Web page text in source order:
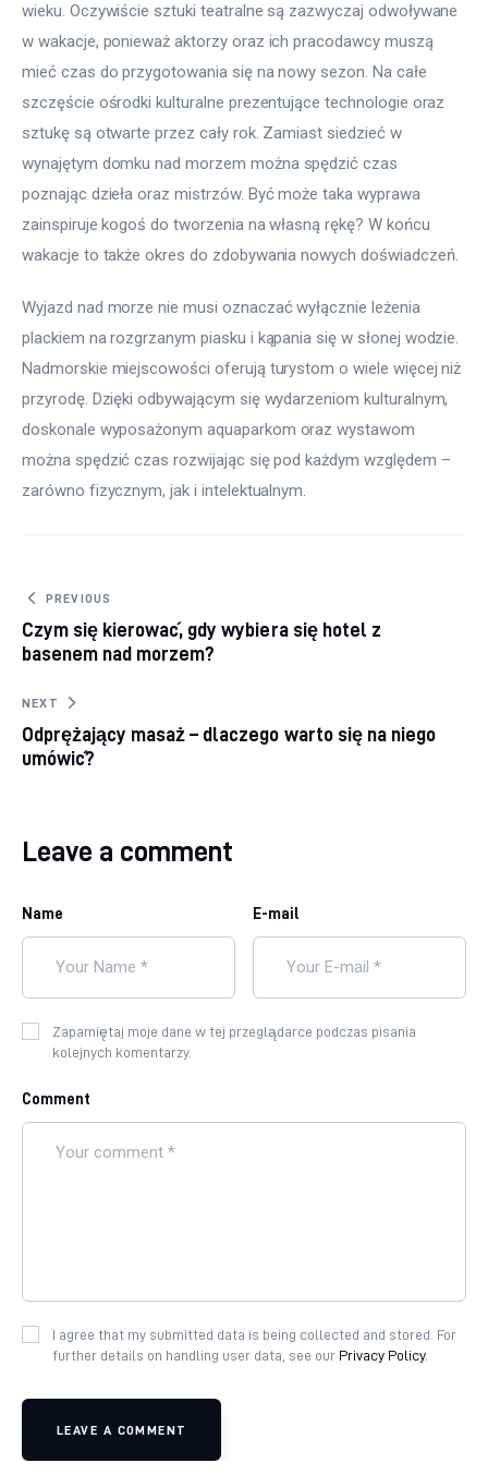
wieku. Oczywiście sztuki teatralne są zazwyczaj odwoływane
w wakacje, ponieważ aktorzy oraz ich pracodawcy muszą
mieć czas do przygotowania się na nowy sezon. Na całe
szczęście ośrodki kulturalne prezentujące technologie oraz
sztukę są otwarte przez cały rok. Zamiast siedzieć w
wynajętym domku nad morzem można spędzić czas
poznając dzieła oraz mistrzów. Być może taka wyprawa
zainspiruje kogoś do tworzenia na własną rękę? W końcu
wakacje to także okres do zdobywania nowych doświadczeń.
Wyjazd nad morze nie musi oznaczać wyłącznie leżenia
plackiem na rozgrzanym piasku i kąpania się w słonej wodzie.
Nadmorskie miejscowości oferują turystom o wiele więcej niż
przyrodę. Dzięki odbywającym się wydarzeniom kulturalnym,
doskonale wyposażonym aquaparkom oraz wystawom
można spędzić czas rozwijając się pod każdym względem –
zarówno fizycznym, jak i intelektualnym.
Nawigacja
wpisu
PREVIOUS
Czym się kierować, gdy wybiera się hotel z
basenem nad morzem?
NEXT
Odprężający masaż – dlaczego warto się na niego
umówić?
Leave a comment
Name E-mail
Zapamiętaj moje dane w tej przeglądarce podczas pisania
kolejnych komentarzy.
Comment
I agree that my submitted data is being collected and stored. For
further details on handling user data, see our Privacy Policy.
LEAVE A COMMENT